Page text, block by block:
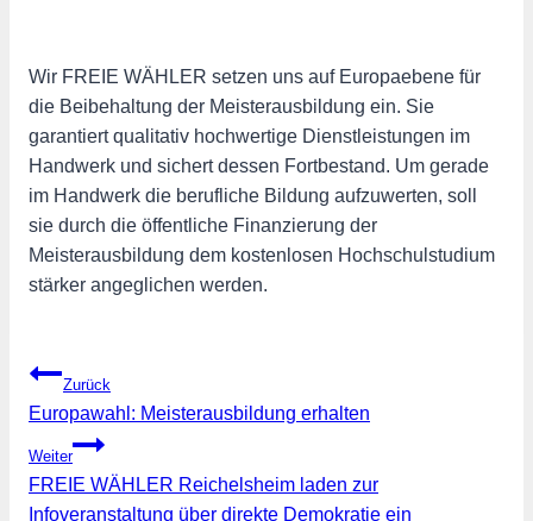
Wir FREIE WÄHLER setzen uns auf Europaebene für
die Beibehaltung der Meisterausbildung ein. Sie
garantiert qualitativ hochwertige Dienstleistungen im
Handwerk und sichert dessen Fortbestand. Um gerade
im Handwerk die berufliche Bildung aufzuwerten, soll
sie durch die öffentliche Finanzierung der
Meisterausbildung dem kostenlosen Hochschulstudium
stärker angeglichen werden.
Beitragsnavigation
Zurück
Europawahl: Meisterausbildung erhalten
Weiter
FREIE WÄHLER Reichelsheim laden zur
Infoveranstaltung über direkte Demokratie ein